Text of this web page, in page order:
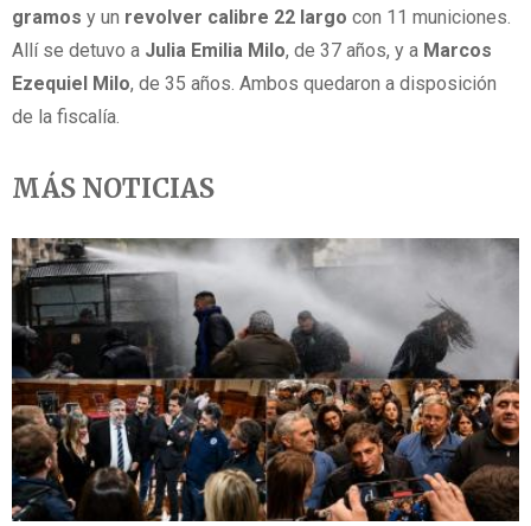
gramos y un revolver calibre 22 largo con 11 municiones.
Allí se detuvo a Julia Emilia Milo, de 37 años, y a Marcos
Ezequiel Milo, de 35 años. Ambos quedaron a disposición
de la fiscalía.
MÁS NOTICIAS